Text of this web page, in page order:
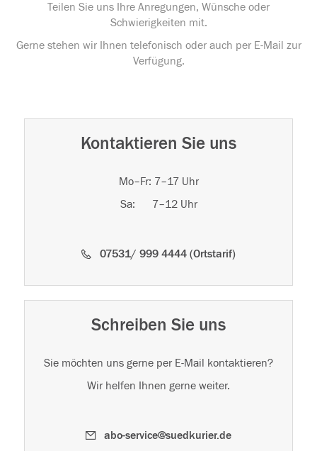
Teilen Sie uns Ihre Anregungen, Wünsche oder
Schwierigkeiten mit.
Gerne stehen wir Ihnen telefonisch oder auch per E-Mail zur
Verfügung.
Kontaktieren Sie uns
Mo–Fr: 7–17 Uhr
Sa: 7–12 Uhr
07531/ 999 4444 (Ortstarif)
Schreiben Sie uns
Sie möchten uns gerne per E-Mail kontaktieren?
Wir helfen Ihnen gerne weiter.
abo-service@suedkurier.de